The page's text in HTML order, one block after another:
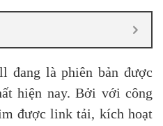
đang là phiên bản được
hiện nay. Bởi với công
được link tải, kích hoạt